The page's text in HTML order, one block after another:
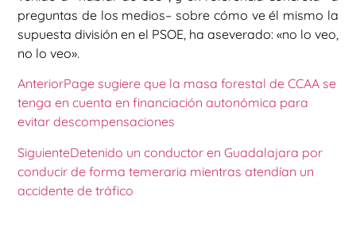
preguntas de los medios– sobre cómo ve él mismo la
supuesta división en el PSOE, ha aseverado: «no lo veo,
no lo veo».
AnteriorPage sugiere que la masa forestal de CCAA se
tenga en cuenta en financiación autonómica para
evitar descompensaciones
SiguienteDetenido un conductor en Guadalajara por
conducir de forma temeraria mientras atendían un
accidente de tráfico